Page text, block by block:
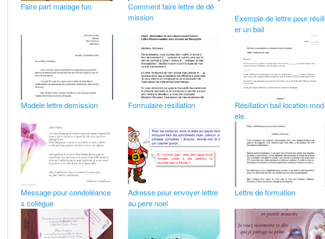
Faire part mariage fun
Comment faire lettre de dé
mission
Exemple de lettre pour résili
er un bail
Modele lettre demission Formulaire résiliation
Résiliation bail location mod
ele
Message pour condoléance
s collègue
Adresse pour envoyer lettre
au pere noel
Lettre de formation